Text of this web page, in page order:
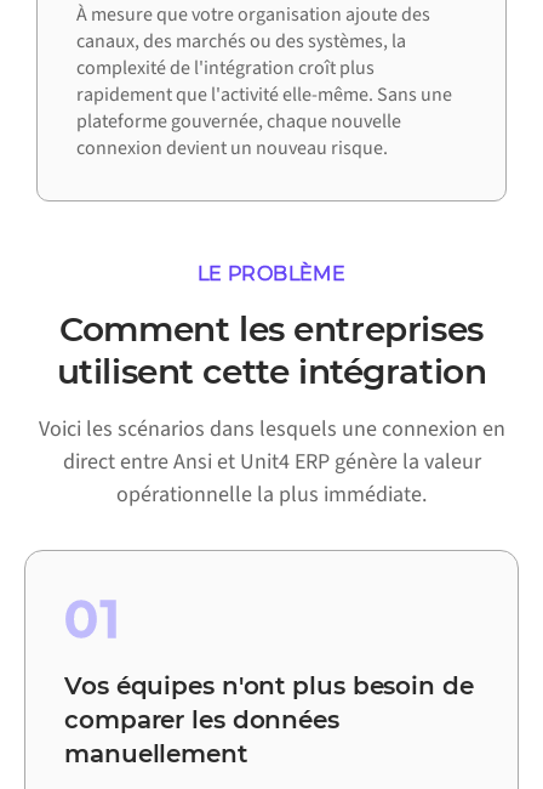
À mesure que votre organisation ajoute des
canaux, des marchés ou des systèmes, la
complexité de l'intégration croît plus
rapidement que l'activité elle-même. Sans une
plateforme gouvernée, chaque nouvelle
connexion devient un nouveau risque.
LE PROBLÈME
Comment les entreprises
utilisent cette intégration
Voici les scénarios dans lesquels une connexion en
direct entre Ansi et Unit4 ERP génère la valeur
opérationnelle la plus immédiate.
01
Vos équipes n'ont plus besoin de
comparer les données
manuellement